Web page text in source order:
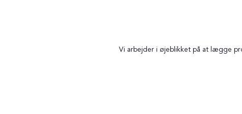
Vi arbejder i øjeblikket på at lægge